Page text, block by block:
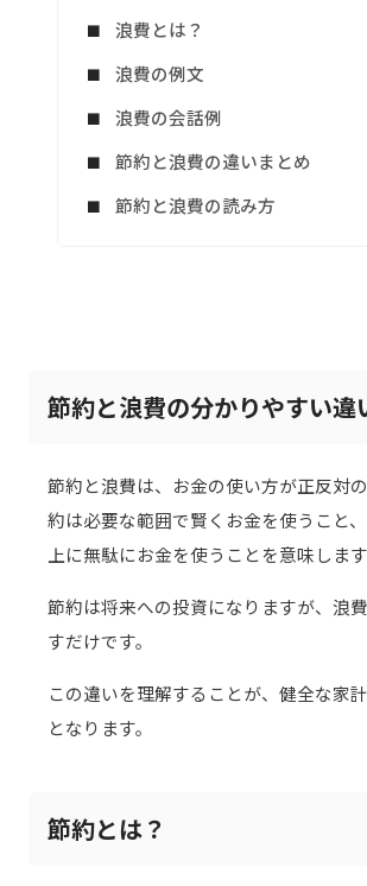
浪費とは？
浪費の例文
浪費の会話例
節約と浪費の違いまとめ
節約と浪費の読み方
節約と浪費の分かりやすい違
節約と浪費は、お金の使い方が正反対
約は必要な範囲で賢くお金を使うこと
上に無駄にお金を使うことを意味します
節約は将来への投資になりますが、浪
すだけです。
この違いを理解することが、健全な家
となります。
節約とは？